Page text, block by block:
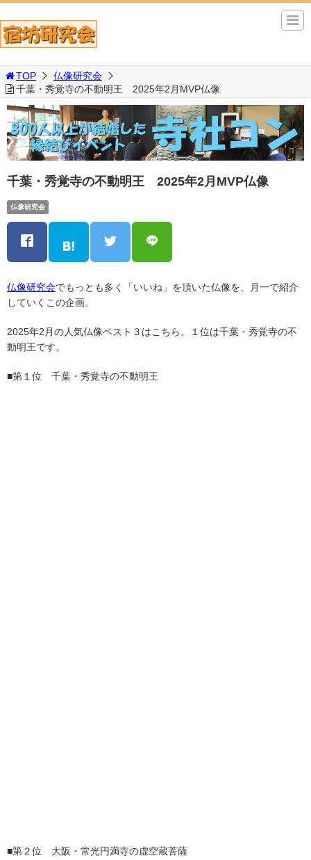
TOP
仏像研究会
千葉・秀覚寺の不動明王 2025年2月MVP仏像
千葉・秀覚寺の不動明王 2025年2月MVP仏像
仏像研究会
仏像研究会でもっとも多く「いいね」を頂いた仏像を、月一で紹介
していくこの企画。
2025年2月の人気仏像ベスト３はこちら。１位は千葉・秀覚寺の不
動明王です。
■第１位 千葉・秀覚寺の不動明王
■第２位 大阪・常光円満寺の虚空蔵菩薩